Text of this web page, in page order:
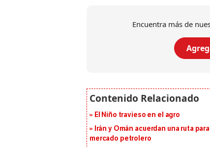
Encuentra más de
El Niño travieso en el agro
Irán y Omán acuerdan una ruta
mercado petrolero